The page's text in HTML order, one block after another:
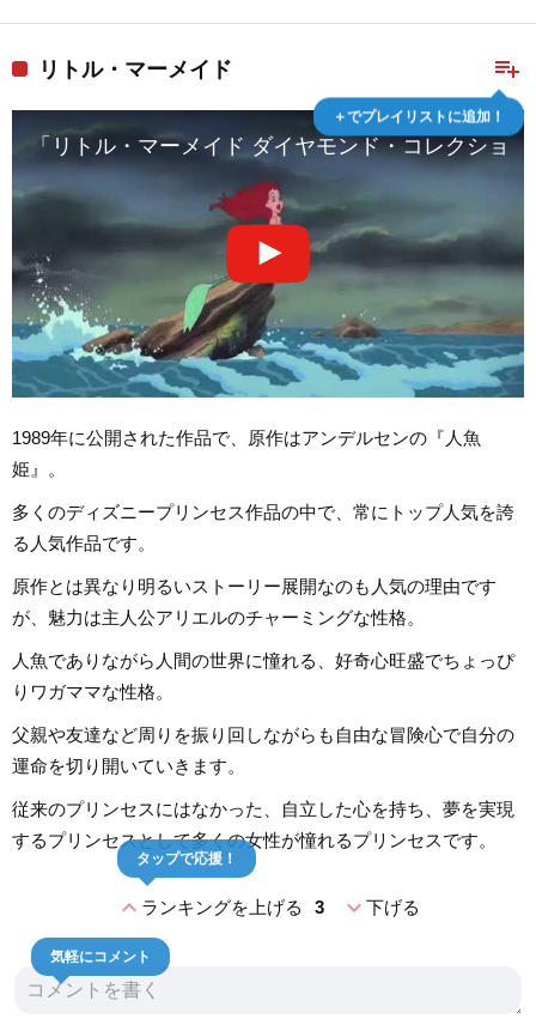
playlist_add
＋でプレイリストに追加！
リトル・マーメイド
「リトル・マーメイド ダイヤモンド・コレクショ
1989年に公開された作品で、原作はアンデルセンの『人魚
姫』。
多くのディズニープリンセス作品の中で、常にトップ人気を誇
る人気作品です。
原作とは異なり明るいストーリー展開なのも人気の理由です
が、魅力は主人公アリエルのチャーミングな性格。
人魚でありながら人間の世界に憧れる、好奇心旺盛でちょっぴ
りワガママな性格。
父親や友達など周りを振り回しながらも自由な冒険心で自分の
運命を切り開いていきます。
従来のプリンセスにはなかった、自立した心を持ち、夢を実現
するプリンセスとして多くの女性が憧れるプリンセスです。
expand_lessランキングを上げる 3
タップで応援！
expand_more下げる
気軽にコメント